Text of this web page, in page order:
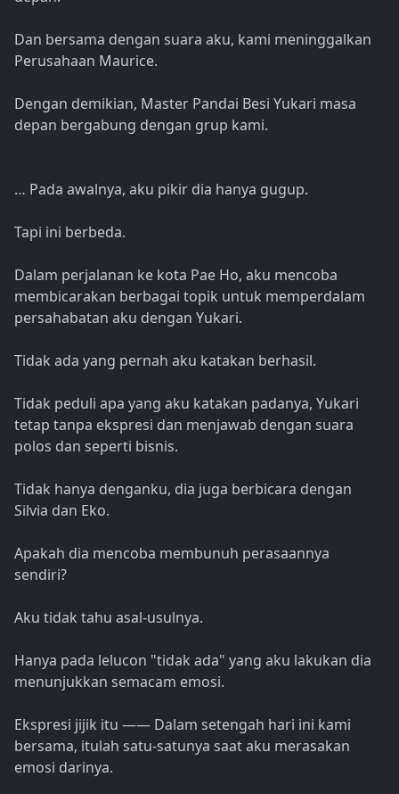
Dan bersama dengan suara aku, kami meninggalkan
Perusahaan Maurice.
Dengan demikian, Master Pandai Besi Yukari masa
depan bergabung dengan grup kami.
… Pada awalnya, aku pikir dia hanya gugup.
Tapi ini berbeda.
Dalam perjalanan ke kota Pae Ho, aku mencoba
membicarakan berbagai topik untuk memperdalam
persahabatan aku dengan Yukari.
Tidak ada yang pernah aku katakan berhasil.
Tidak peduli apa yang aku katakan padanya, Yukari
tetap tanpa ekspresi dan menjawab dengan suara
polos dan seperti bisnis.
Tidak hanya denganku, dia juga berbicara dengan
Silvia dan Eko.
Apakah dia mencoba membunuh perasaannya
sendiri?
Aku tidak tahu asal-usulnya.
Hanya pada lelucon "tidak ada" yang aku lakukan dia
menunjukkan semacam emosi.
Ekspresi jijik itu ―― Dalam setengah hari ini kami
bersama, itulah satu-satunya saat aku merasakan
emosi darinya.